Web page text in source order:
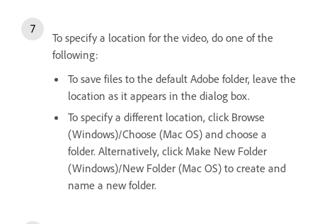
To specify a location for the video, do one of the
following:
To save files to the default Adobe folder, leave the
location as it appears in the dialog box.
To specify a different location, click Browse
(Windows)/Choose (Mac OS) and choose a
folder. Alternatively, click Make New Folder
(Windows)/New Folder (Mac OS) to create and
name a new folder.